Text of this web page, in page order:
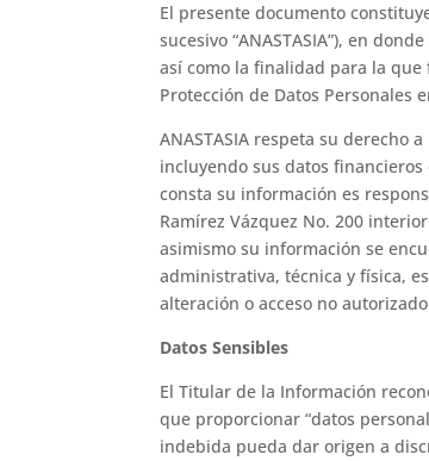
El presente documento
sucesivo “ANASTASIA”), en
así como la finalidad para la que
Protección de Datos Personales
ANASTASIA respeta su derecho
incluyendo sus datos
consta su información es
Ramírez Vázquez No. 200
asimismo su información se
administrativa, técnica y física,
alteración o acceso no
Datos Sensibles
El Titular de la Información
que proporcionar “datos
indebida pueda dar origen a